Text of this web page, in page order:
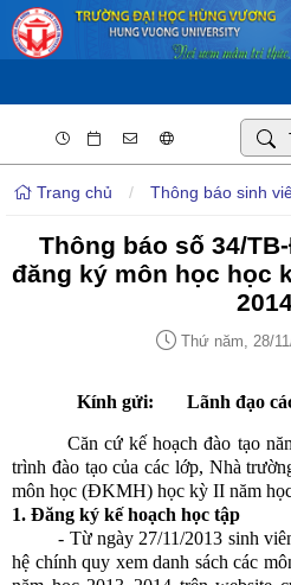
Trang chủ / Thông báo sinh
Thông báo số 34/
đăng ký môn học học
Thứ năm, 28/
Kính gửi: Lãnh đạo
Căn cứ kế hoạch đào tạo năm
trình đào tạo của các lớp, Nhà
môn học (ĐKMH) học kỳ II năm
1. Đăng ký kế hoạch học tập
- Từ ngày 27/11/2013 sinh
hệ chính quy xem danh sách các